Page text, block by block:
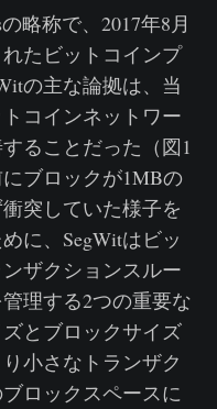
略称で、2017年8月
たビットコインプ
の主な論拠は、当
コインネットワー
ることだった（図1
ブロックが1MBの
突していた様子を
に、SegWitはビッ
ザクションスルー
理する2つの重要な
とブロックサイズ
小さなトランザク
ロックスペースに